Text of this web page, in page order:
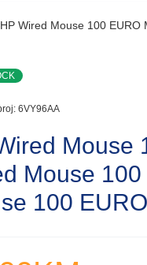
Wired Mouse 100 EURO
6VY96AA
Mouse
Mouse
100